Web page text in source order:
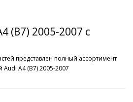
(B7) 2005-2007 с
представлен полный ассортимент
Audi A4 (B7) 2005-2007